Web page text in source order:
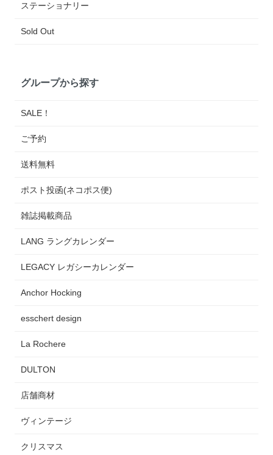
ステーショナリー
Sold Out
グループから探す
SALE！
ご予約
送料無料
ポスト投函(ネコポス便)
雑誌掲載商品
LANG ラングカレンダー
LEGACY レガシーカレンダー
Anchor Hocking
esschert design
La Rochere
DULTON
店舗商材
ヴィンテージ
クリスマス